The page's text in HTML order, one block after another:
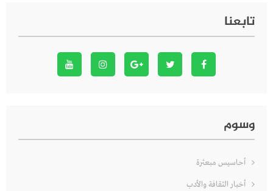
تابعنا
وسوم
أحاسيس مبعثرة
أخبار الثقافة والأدب